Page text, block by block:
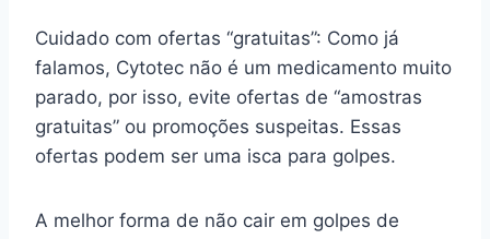
Cuidado com ofertas “gratuitas”: Como já
falamos, Cytotec não é um medicamento muito
parado, por isso, evite ofertas de “amostras
gratuitas” ou promoções suspeitas. Essas
ofertas podem ser uma isca para golpes.
A melhor forma de não cair em golpes de